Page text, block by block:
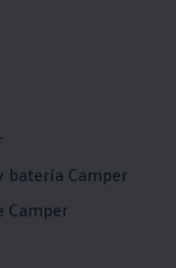
batería Camper
Camper